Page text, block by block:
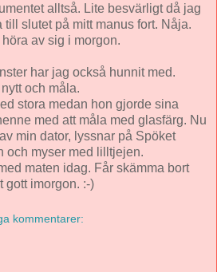
alltså. Lite besvärligt då jag
slutet på mitt manus fort. Nåja.
av sig i morgon.
har jag också hunnit med.
och måla.
stora medan hon gjorde sina
med att måla med glasfärg. Nu
min dator, lyssnar på Spöket
och myser med lilltjejen.
maten idag. Får skämma bort
gott imorgon. :-)
kommentarer: